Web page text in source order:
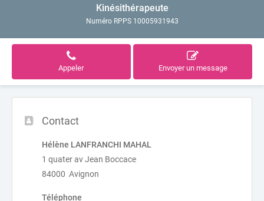
Kinésithérapeute
Numéro RPPS 10005931943
Appeler Envoyer un message
Contact
Hélène LANFRANCHI MAHAL
1 quater av Jean Boccace
84000 Avignon
Téléphone